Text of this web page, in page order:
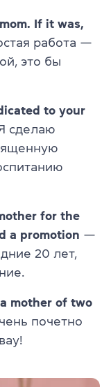
If it was,
работа —
это бы
to your
сделаю
for the
a promotion —
20 лет,
mother of two
почетно